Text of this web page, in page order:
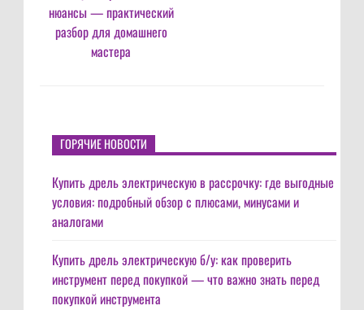
нюансы — практический
разбор для домашнего
мастера
ГОРЯЧИЕ НОВОСТИ
Купить дрель электрическую в рассрочку: где выгодные
условия: подробный обзор с плюсами, минусами и
аналогами
Купить дрель электрическую б/у: как проверить
инструмент перед покупкой — что важно знать перед
покупкой инструмента